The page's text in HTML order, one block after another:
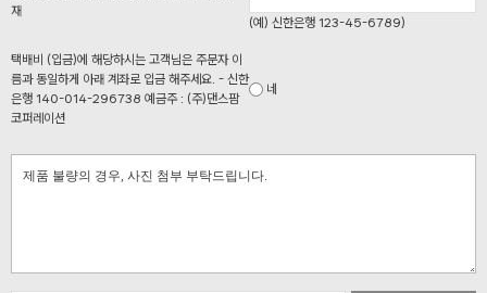
재
(예) 신한은행 123-45-6789)
택배비 (입금)에 해당하시는 고객님은 주문자 이
름과 동일하게 아래 계좌로 입금 해주세요. - 신한
은행 140-014-296738 예금주 : (주)댄스팜
코퍼레이션
네